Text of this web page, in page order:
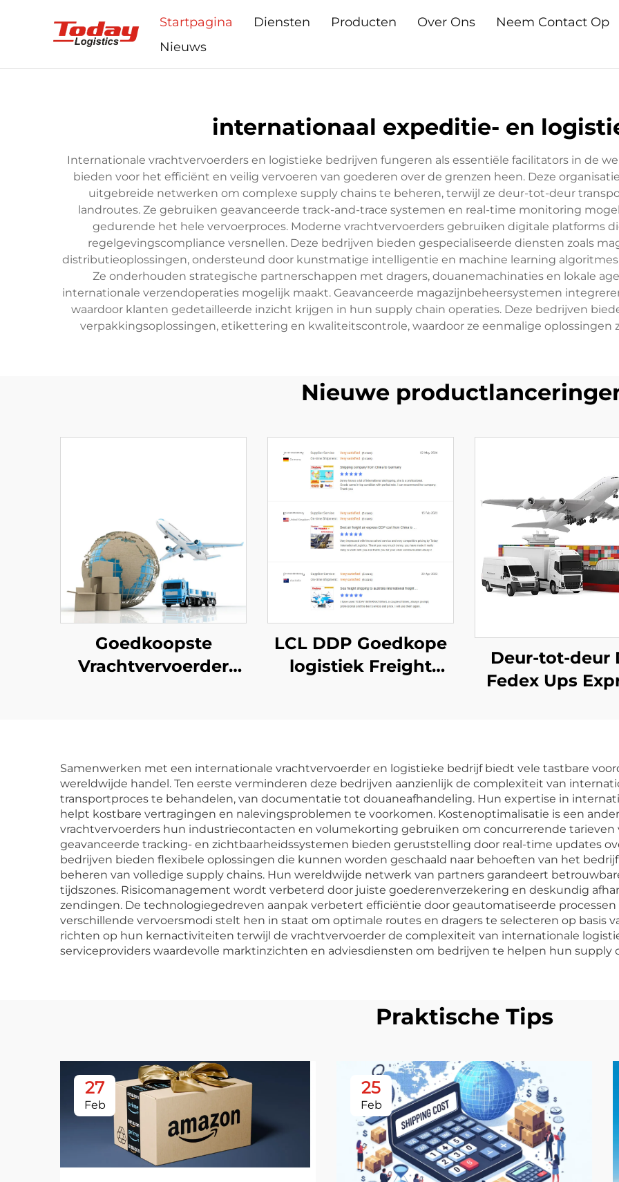
Startpagina Diensten Producten Over Ons
Neem Contact Op
Nieuws
internationaal expeditie- en
Internationale vrachtvervoerders en logistieke bedrijven fungeren als essentiële facilitators in de
bieden voor het efficiënt en veilig vervoeren van goederen over de grenzen heen. Deze
uitgebreide netwerken om complexe supply chains te beheren, terwijl ze deur-tot-deur
landroutes. Ze gebruiken geavanceerde track-and-trace systemen en real-time monitoring
gedurende het hele vervoerproces. Moderne vrachtvervoerders gebruiken digitale platforms
regelgevingscompliance versnellen. Deze bedrijven bieden gespecialiseerde diensten zoals
distributieoplossingen, ondersteund door kunstmatige intelligentie en machine learning
Ze onderhouden strategische partnerschappen met dragers, douanemachinaties en lokale
internationale verzendoperaties mogelijk maakt. Geavanceerde magazijnbeheersystemen
waardoor klanten gedetailleerde inzicht krijgen in hun supply chain operaties. Deze bedrijven
verpakkingsoplossingen, etikettering en kwaliteitscontrole, waardoor ze eenmalige oplossingen
Nieuwe
Goedkoopste
Vrachtvervoerder
Luchtexpress Vanuit
China
LCL DDP Goedkope
logistiek Freight
Shenzhen naar
Canada
Deur-tot-deur
Fedex Ups
Samenwerken met een internationale vrachtvervoerder en logistieke bedrijf biedt vele tastbare
wereldwijde handel. Ten eerste verminderen deze bedrijven aanzienlijk de complexiteit van
transportproces te behandelen, van documentatie tot douaneafhandeling. Hun expertise in
helpt kostbare vertragingen en nalevingsproblemen te voorkomen. Kostenoptimalisatie is een
vrachtvervoerders hun industriecontacten en volumekorting gebruiken om concurrerende tarieven
geavanceerde tracking- en zichtbaarheidssystemen bieden geruststelling door real-time updates
bedrijven bieden flexibele oplossingen die kunnen worden geschaald naar behoeften van het
beheren van volledige supply chains. Hun wereldwijde netwerk van partners garandeert
tijdszones. Risicomanagement wordt verbeterd door juiste goederenverzekering en deskundig
zendingen. De technologiegedreven aanpak verbetert efficiëntie door geautomatiseerde
verschillende vervoersmodi stelt hen in staat om optimale routes en dragers te selecteren op basis
richten op hun kernactiviteiten terwijl de vrachtvervoerder de complexiteit van internationale
serviceproviders waardevolle marktinzichten en adviesdiensten om bedrijven te helpen hun supply
Praktische Tips
27
Feb
25
Feb